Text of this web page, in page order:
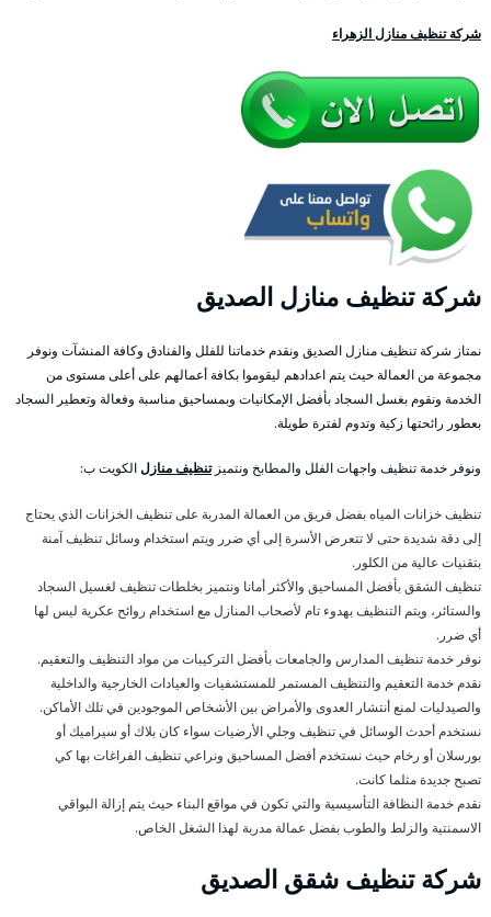
شركة تنظيف منازل الزهراء
شركة تنظيف منازل الصديق
نمتاز شركة تنظيف منازل الصديق ونقدم خدماتنا للفلل والفنادق وكافة المنشآت ونوفر
مجموعة من العمالة حيث يتم اعدادهم ليقوموا بكافة أعمالهم على أعلى مستوى من
الخدمة ونقوم بغسل السجاد بأفضل الإمكانيات وبمساحيق مناسبة وفعالة وتعطير السجاد
بعطور رائحتها زكية وتدوم لفترة طويلة.
ونوفر خدمة تنظيف واجهات الفلل والمطابخ ونتميزتنظيف منازلالكويت ب:
تنظيف خزانات المياه بفضل فريق من العمالة المدربة على تنظيف الخزانات الذي يحتاج
إلى دقة شديدة حتى لا تتعرض الأسرة إلى أي ضرر ويتم استخدام وسائل تنظيف آمنة
بتقنيات عالية من الكلور.
تنظيف الشقق بأفضل المساحيق والأكثر أمانا ونتميز بخلطات تنظيف لغسيل السجاد
والستائر، ويتم التنظيف بهدوء تام لأصحاب المنازل مع استخدام روائح عكرية ليس لها
أي ضرر.
نوفر خدمة تنظيف المدارس والجامعات بأفضل التركيبات من مواد التنظيف والتعقيم.
نقدم خدمة التعقيم والتنظيف المستمر للمستشفيات والعيادات الخارجية والداخلية
والصيدليات لمنع أنتشار العدوى والأمراض بين الأشخاص الموجودين في تلك الأماكن.
نستخدم أحدث الوسائل في تنظيف وجلي الأرضيات سواء كان بلاك أو سيراميك أو
بورسلان أو رخام حيث نستخدم أفضل المساحيق ونراعي تنظيف الفراغات بها كي
تصبح جديدة مثلما كانت.
نقدم خدمة النظافة التأسيسية والتي تكون في مواقع البناء حيث يتم إزالة البواقي
الاسمنتية والزلط والطوب بفضل عمالة مدربة لهذا الشغل الخاص.
شركة تنظيف شقق الصديق